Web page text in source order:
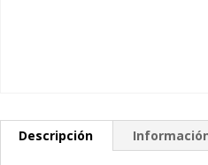
Descripción